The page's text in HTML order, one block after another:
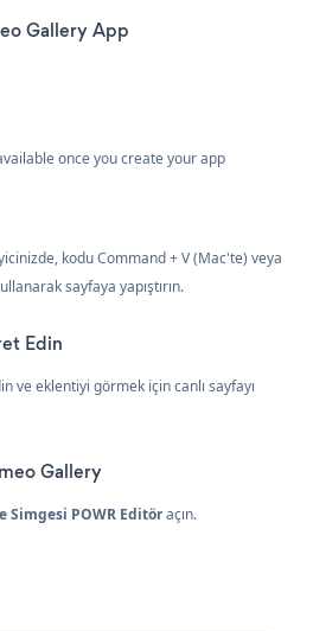
Gallery App
once you create your app
kodu Command + V (Mac'te) veya
sayfaya yapıştırın.
Edin
ve eklentiyi görmek için canlı sayfayı
Gallery
Simgesi POWR Editöraçın.